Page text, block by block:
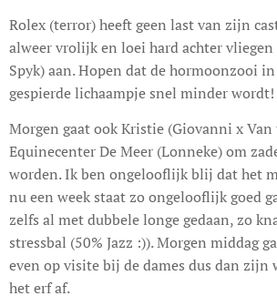
Rolex (terror) heeft geen last van zijn
alweer vrolijk en loei hard achter vliegen
Spyk) aan. Hopen dat de hormoonzooi
gespierde lichaampje snel minder wordt!
Morgen gaat ook Kristie (Giovanni x
Equinecenter De Meer (Lonneke) om
worden. Ik ben ongelooflijk blij dat het
nu een week staat zo ongelooflijk goed
zelfs al met dubbele longe gedaan, zo
stressbal (50% Jazz :)). Morgen middag
even op visite bij de dames dus dan zijn
het erf af.